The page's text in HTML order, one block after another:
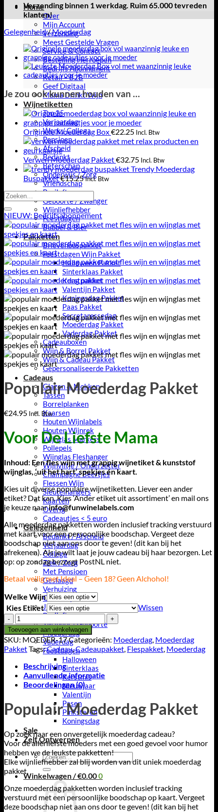
Home
Over
Mijn Account
Verzending
Meest Gestelde Vragen
Service & Contact
Bestelling Herroepen
Bedrijfs Abonnement
Retail – B2B
Geef Digitaal
Mama Drinkt Wijn
Wijnetiketten
Top 25
Verjaardag
Werk / Collega
Pensioen
Afscheid
Bedankt
Beterschap
Onderwijs / Zorg
Vriendschap
Bruiloft
Geboorte / Zwanger
Wijnliefhebber
Feestdagen
Bubbel & Bier
Pakketten
Brievenbuspakket
Feestdagen Wijn Pakket
Halloween Pakket
Sinterklaas Pakket
Kerstpakket
Valentijn Pakket
Koningsdag Pakket
Paas Pakket
Secretaressedag
Moederdag Pakket
Vaderdag Pakket
Cadeauboxen
Wijn & Borrel Pakket
Wijn & Cadeau Pakket
Gepersonaliseerde Pakketten
Cadeaus
Glazen & Mokken
Tassen
Borrelplanken
Kaarsen
Houten Wijnlabels
Houten Wijnrek
Wijnglas Markers
Pollepels
Wijnglas Fleshanger
Wijnviltje / Onderzetter
Champagne Beertjes
Flessen Wijn
Sleutelhangers
Kaarten
Overig
Cadeautjes < 5 euro
Gelegenheid
Bedankt / Afscheid
Verjaardag
Collega
Ziek / Zorg
Met Pensioen
Geslaagd
Verhuizing
Oma / Opa
Juf Meester
Bruiloft
Zwanger / Geboorte
Moederdag
Vaderdag
Feestdagen
Halloween
Sinterklaas
Kerstmis
Nieuwjaar
Valentijn
Pasen
Pinksteren
Koningsdag
Sale
Zelf Ontwerpen
Zoeken
naar:
Winkelwagen /€0.000
Verzending binnen 1 werkdag. Ruim 65.000 tevreden
klanten!
Gelegenheid/Moederdag
Je zou ook kunnen houden van …
Originele Moederdag Box€22.25 Incl. Btw
Verwen Moederdag Pakket€32.75 Incl. Btw
Trendy Moederdag
Buspakket€15.25Incl. Btw
Zoeken
naar:
NIEUW: Bedrijfsabonnement
Populair Moederdag Pakket
€24.95 Incl. Btw
Voor De Liefste Mama
Inhoud: Een fles wijn met grappig wijnetiket & kunststof
wijnglas, ‘uit het hart’ spekjes én kaart.
Kies uit diverse populaire wijnetiketten. Liever een ander
etiket? Dat kan. Kies ‘Ander etiket uit assortiment’ en mail ons
je keuze naarinfo@funwinelabels.com
Alle moederdag pakketten worden inclusief tracking verstuurd
met kaart voor een persoonlijke boodschap. Vergeet deze
boodschap niet aan ons door te geven! (dit kan bij het
afrekenen). Als je wilt laat je jouw cadeau bij haar bezorgen. Let
op: op zondag bezorgt PostNL niet.
Betaal veilig met Ideal – Geen 18? Geen Alchohol!
Welke Wijn
Kies Etiket
Wissen
Populair
Moederdag
Pakket
aantal
Toevoegen aan winkelwagen
SKU: MOEDER-17Categorieën: Moederdag Moederdag
PakketTags:Cadeau,Cadeaupakket Flespakket Moederdag
Beschrijving
Aanvullende informatie
Beoordelingen (0)
Populair Moederdag Pakket
Op zoek naar een onvergetelijk moederdag cadeau?
Voor de allerliefste moeders met een goed gevoel voor humor
hebben we de leukste pakketten!
Elke wijnliefhebber zal blij worden van dit uniek moederdag
pakket.
Onze moederdag pakketten worden inclusief tracking
verstuurd met een persoonlijke boodschap op kaart. Vergeet
deze boodschap niet aan ons door te geven! (dit kan bij het